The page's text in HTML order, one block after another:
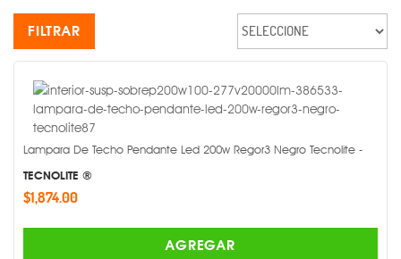
FILTRAR
Lampara De Techo Pendante Led 200w Regor3 Negro Tecnolite -
TECNOLITE ®
$1,874.00
AGREGAR